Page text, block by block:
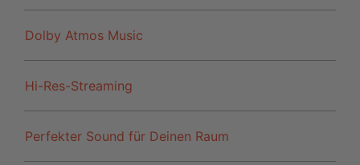
Dolby Atmos Music
Hi-Res-Streaming
Perfekter Sound für Deinen Raum